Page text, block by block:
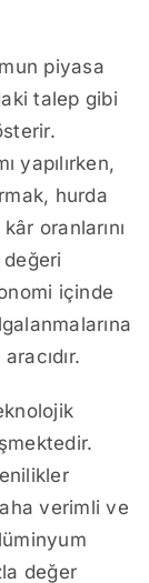
piyasa
talep gibi
yapılırken,
hurda
oranlarını
değeri
içinde
verimli ve
değer